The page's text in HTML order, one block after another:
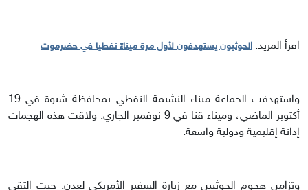
اقرأ المزيد: الحوثيون يستهدفون لأول مرة ميناءً نفطيا في حضرموت
واستهدفت الجماعة ميناء النشيمة النفطي بمحافظة شبوة في 19
أكتوبر الماضي، وميناء قنا في 9 نوفمبر الجاري. ولاقت هذه الهجمات
إدانة إقليمية ودولية واسعة.
وتزامن هجوم الحوثيين مع زيارة السفير الأمريكي لعدن. حيث التقى